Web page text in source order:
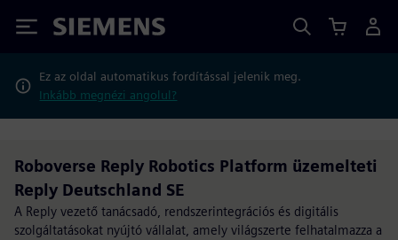
Siemens
Ez az oldal automatikus fordítással jelenik meg.
Inkább megnézi angolul?
Roboverse Reply Robotics Platform üzemelteti
Reply Deutschland SE
A Reply vezető tanácsadó, rendszerintegrációs és digitális
szolgáltatásokat nyújtó vállalat, amely világszerte felhatalmazza a